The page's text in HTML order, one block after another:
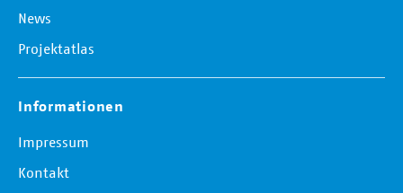
News
Projektatlas
Informationen
Impressum
Kontakt